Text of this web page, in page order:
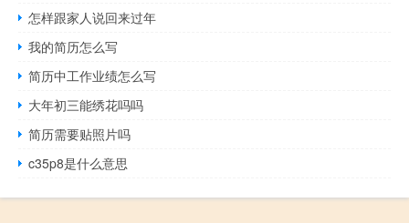
怎样跟家人说回来过年
我的简历怎么写
简历中工作业绩怎么写
大年初三能绣花吗吗
简历需要贴照片吗
c35p8是什么意思